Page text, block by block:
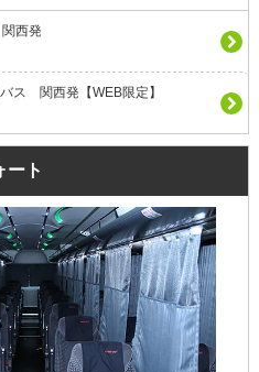
西発
ス 関西発【WEB限定】
ート